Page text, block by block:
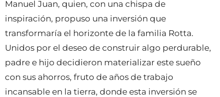
Manuel Juan, quien, con una chispa de
inspiración, propuso una inversión que
transformaría el horizonte de la familia Rotta.
Unidos por el deseo de construir algo perdurable,
padre e hijo decidieron materializar este sueño
con sus ahorros, fruto de años de trabajo
incansable en la tierra, donde esta inversión se